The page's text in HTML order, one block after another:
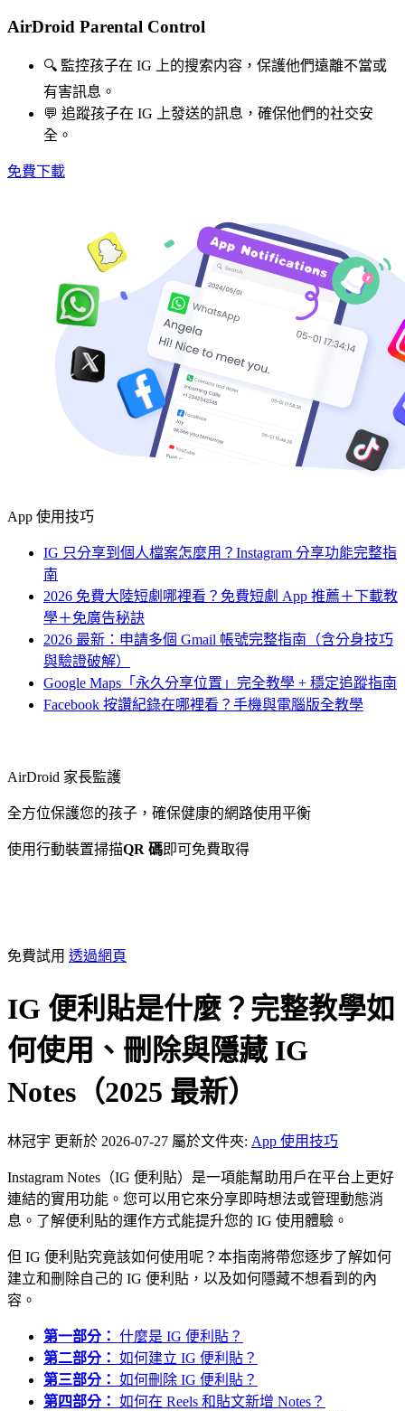
AirDroid Parental Control
🔍 監控孩子在 IG 上的搜索内容，保護他們遠離不當或
有害訊息。
💬 追蹤孩子在 IG 上發送的訊息，確保他們的社交安
全。
免費下載
App 使用技巧
IG 只分享到個人檔案怎麼用？Instagram 分享功能完整指
南
2026 免費大陸短劇哪裡看？免費短劇 App 推薦＋下載教
學＋免廣告秘訣
2026 最新：申請多個 Gmail 帳號完整指南（含分身技巧
與驗證破解）
Google Maps「永久分享位置」完全教學 + 穩定追蹤指南
Facebook 按讚紀錄在哪裡看？手機與電腦版全教學
AirDroid 家長監護
全方位保護您的孩子，確保健康的網路使用平衡
使用行動裝置掃描QR 碼即可免費取得
免費試用 透過網頁
IG 便利貼是什麼？完整教學如
何使用、刪除與隱藏 IG
Notes（2025 最新）
林冠宇 更新於 2026-07-27 屬於文件夾: App 使用技巧
Instagram Notes（IG 便利貼）是一項能幫助用戶在平台上更好
連結的實用功能。您可以用它來分享即時想法或管理動態消
息。了解便利貼的運作方式能提升您的 IG 使用體驗。
但 IG 便利貼究竟該如何使用呢？本指南將帶您逐步了解如何
建立和刪除自己的 IG 便利貼，以及如何隱藏不想看到的內
容。
第一部分： 什麼是 IG 便利貼？
第二部分： 如何建立 IG 便利貼？
第三部分： 如何刪除 IG 便利貼？
第四部分： 如何在 Reels 和貼文新增 Notes？